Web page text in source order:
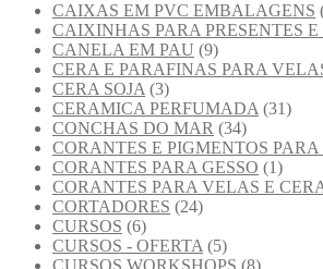
CAIXAS EM PVC EMBALAGENS
CAIXINHAS PARA PRESENTES E
CANELA EM PAU (9)
CERA E PARAFINAS PARA
CERA SOJA (3)
CERAMICA PERFUMADA (31)
CONCHAS DO MAR (34)
CORANTES E PIGMENTOS
CORANTES PARA GESSO (1)
CORANTES PARA VELAS E
CORTADORES (24)
CURSOS (6)
CURSOS - OFERTA (5)
CURSOS WORKSHOPS (8)